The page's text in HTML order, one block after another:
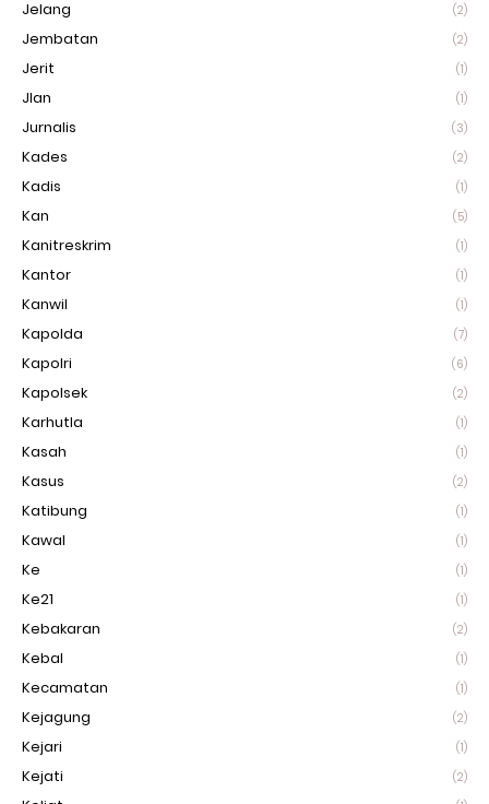
Jelang (2)
Jembatan (2)
Jerit (1)
Jlan (1)
Jurnalis (3)
Kades (2)
Kadis (1)
Kan (5)
Kanitreskrim (1)
Kantor (1)
Kanwil (1)
Kapolda (7)
Kapolri (6)
Kapolsek (2)
Karhutla (1)
Kasah (1)
Kasus (2)
Katibung (1)
Kawal (1)
Ke (1)
Ke21 (1)
Kebakaran (2)
Kebal (1)
Kecamatan (1)
Kejagung (2)
Kejari (1)
Kejati (2)